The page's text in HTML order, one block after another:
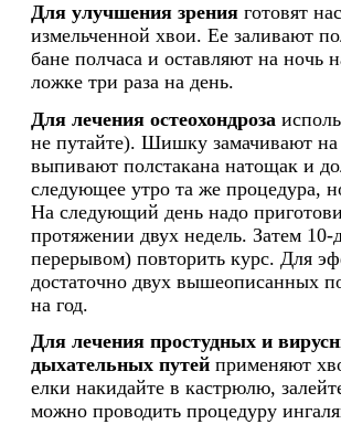
Для улучшения зрения готовят
измельченной хвои. Ее заливают
бане полчаса и оставляют на ночь
ложке три раза на день.
Для лечения остеохондроза
не путайте). Шишку замачивают на
выпивают полстакана натощак и
следующее утро та же процедура,
На следующий день надо
протяжении двух недель. Затем
перерывом) повторить курс. Для
достаточно двух вышеописанных
на год.
Для лечения простудных и
дыхательных путей применяют
елки накидайте в кастрюлю,
можно проводить процедуру